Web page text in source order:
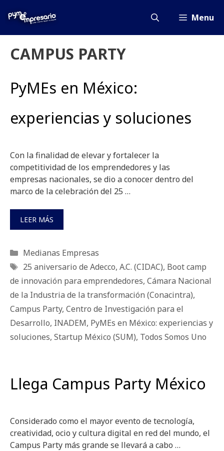
Menu
CAMPUS PARTY
PyMEs en México:
experiencias y soluciones
Con la finalidad de elevar y fortalecer la
competitividad de los emprendedores y las
empresas nacionales, se dio a conocer dentro del
marco de la celebración del 25 …
LEER MÁS
Categorías
Medianas Empresas
Etiquetas
25 aniversario de Adecco, A.C. (CIDAC), Boot camp
de innovación para emprendedores, Cámara Nacional
de la Industria de la transformación (Conacintra),
Campus Party, Centro de Investigación para el
Desarrollo, INADEM, PyMEs en México: experiencias y
soluciones, Startup México (SUM), Todos Somos Uno
Llega Campus Party México
Considerado como el mayor evento de tecnología,
creatividad, ocio y cultura digital en red del mundo, el
Campus Party más grande se llevará a cabo …